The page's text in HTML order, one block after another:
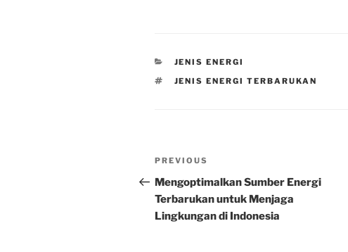
CATEGORIES
JENIS ENERGI
TAGS
JENIS ENERGI TERBARUKAN
Post
navigation
Previous
Post
PREVIOUS
Mengoptimalkan Sumber Energi
Terbarukan untuk Menjaga
Lingkungan di Indonesia